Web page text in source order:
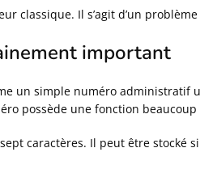
classique. Il s’agit d’un
important
un simple numéro
possède une fonction
caractères. Il peut être stocké